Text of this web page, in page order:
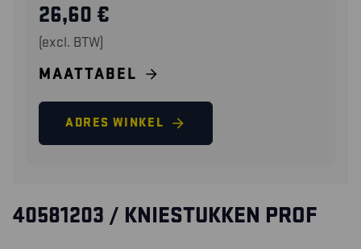
26,60 €
(excl. BTW)
MAATTABEL
ADRES WINKEL
40581203 / KNIESTUKKEN PROF